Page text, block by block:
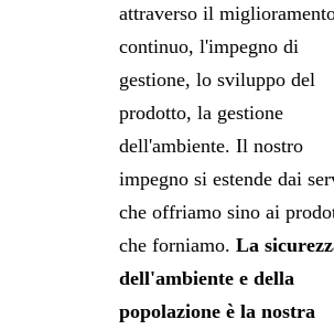
attraverso il
continuo, l'impegno di
gestione, lo sviluppo del
prodotto, la gestione
dell'ambiente. Il nostro
impegno si estende dai
che offriamo sino ai
che forniamo. La
dell'ambiente e della
popolazione è la nostra